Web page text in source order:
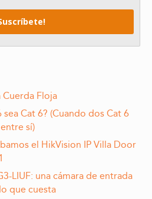
Floja
Cat 6? (Cuando dos Cat 6
sí)
el HikVision IP Villa Door
LIUF: una cámara de entrada
que cuesta